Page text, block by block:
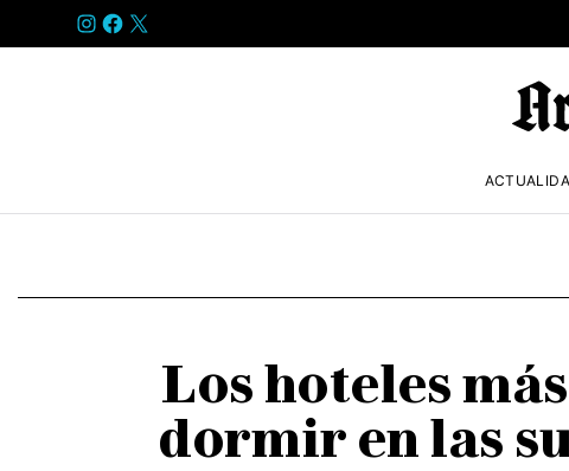
INSTAGRAM
FACEBOOK
X
Los hoteles
dormir en las